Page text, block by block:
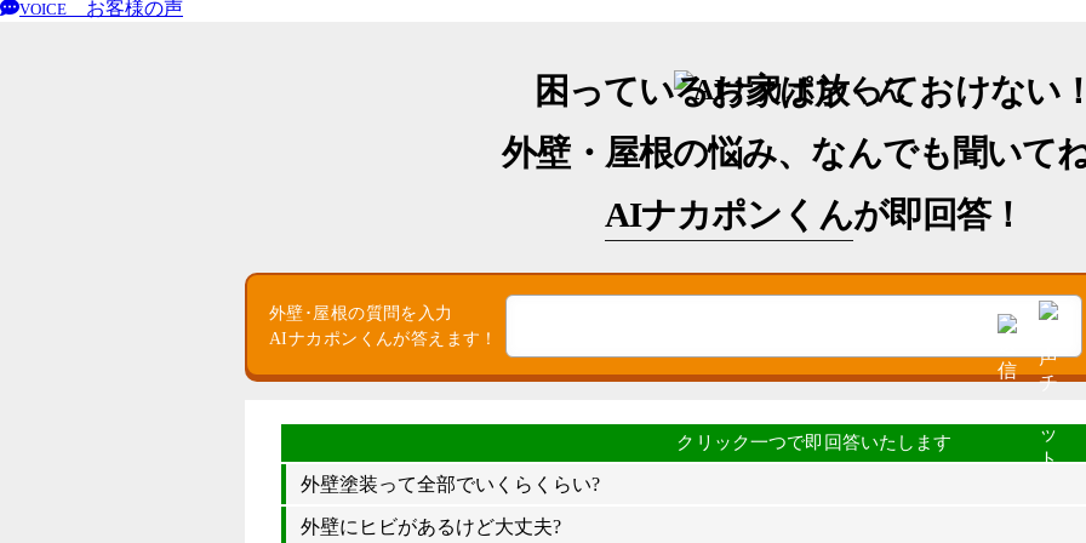
VOICE お客様の声
困っているお家は放っておけない
外壁・屋根の悩み、なんでも聞いて
AIナカポンくんが即回答！
外壁･屋根の質問を入力
AIナカポンくんが答えます！
外壁塗装って全部でいくらくらい?
外壁にヒビがあるけど大丈夫?